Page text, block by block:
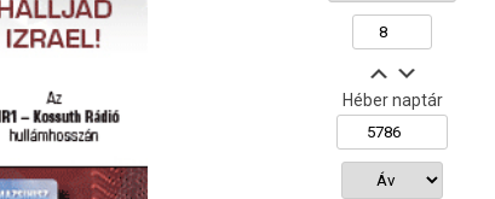
Héber naptár